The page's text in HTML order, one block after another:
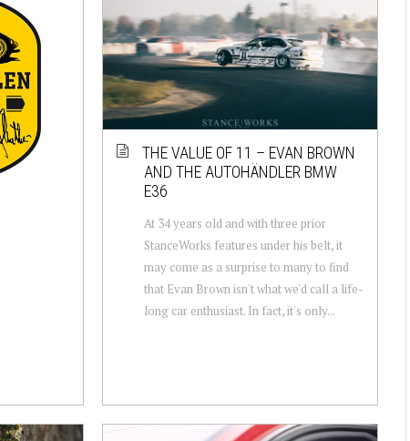
THE VALUE OF 11 – EVAN BROWN
AND THE AUTOHÄNDLER BMW
E36
At 34 years old and with three prior
StanceWorks features under his belt, it
may come as a surprise to many to find
that Evan Brown isn't what we'd call a life-
long car enthusiast. In fact, it's only...